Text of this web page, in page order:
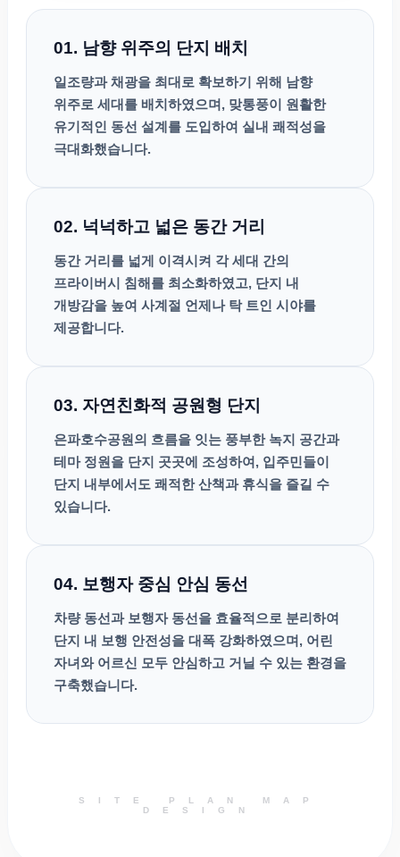
01. 남향 위주의 단지 배치
일조량과 채광을 최대로 확보하기 위해 남향
위주로 세대를 배치하였으며, 맞통풍이 원활한
유기적인 동선 설계를 도입하여 실내 쾌적성을
극대화했습니다.
02. 넉넉하고 넓은 동간 거리
동간 거리를 넓게 이격시켜 각 세대 간의
프라이버시 침해를 최소화하였고, 단지 내
개방감을 높여 사계절 언제나 탁 트인 시야를
제공합니다.
03. 자연친화적 공원형 단지
은파호수공원의 흐름을 잇는 풍부한 녹지 공간과
테마 정원을 단지 곳곳에 조성하여, 입주민들이
단지 내부에서도 쾌적한 산책과 휴식을 즐길 수
있습니다.
04. 보행자 중심 안심 동선
차량 동선과 보행자 동선을 효율적으로 분리하여
단지 내 보행 안전성을 대폭 강화하였으며, 어린
자녀와 어르신 모두 안심하고 거닐 수 있는 환경을
구축했습니다.
SITE PLAN MAP
DESIGN